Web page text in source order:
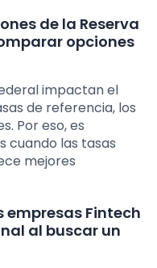
de la Reserva
opciones
impactan el
de referencia, los
Por eso, es
las tasas
mejores
empresas Fintech
al buscar un